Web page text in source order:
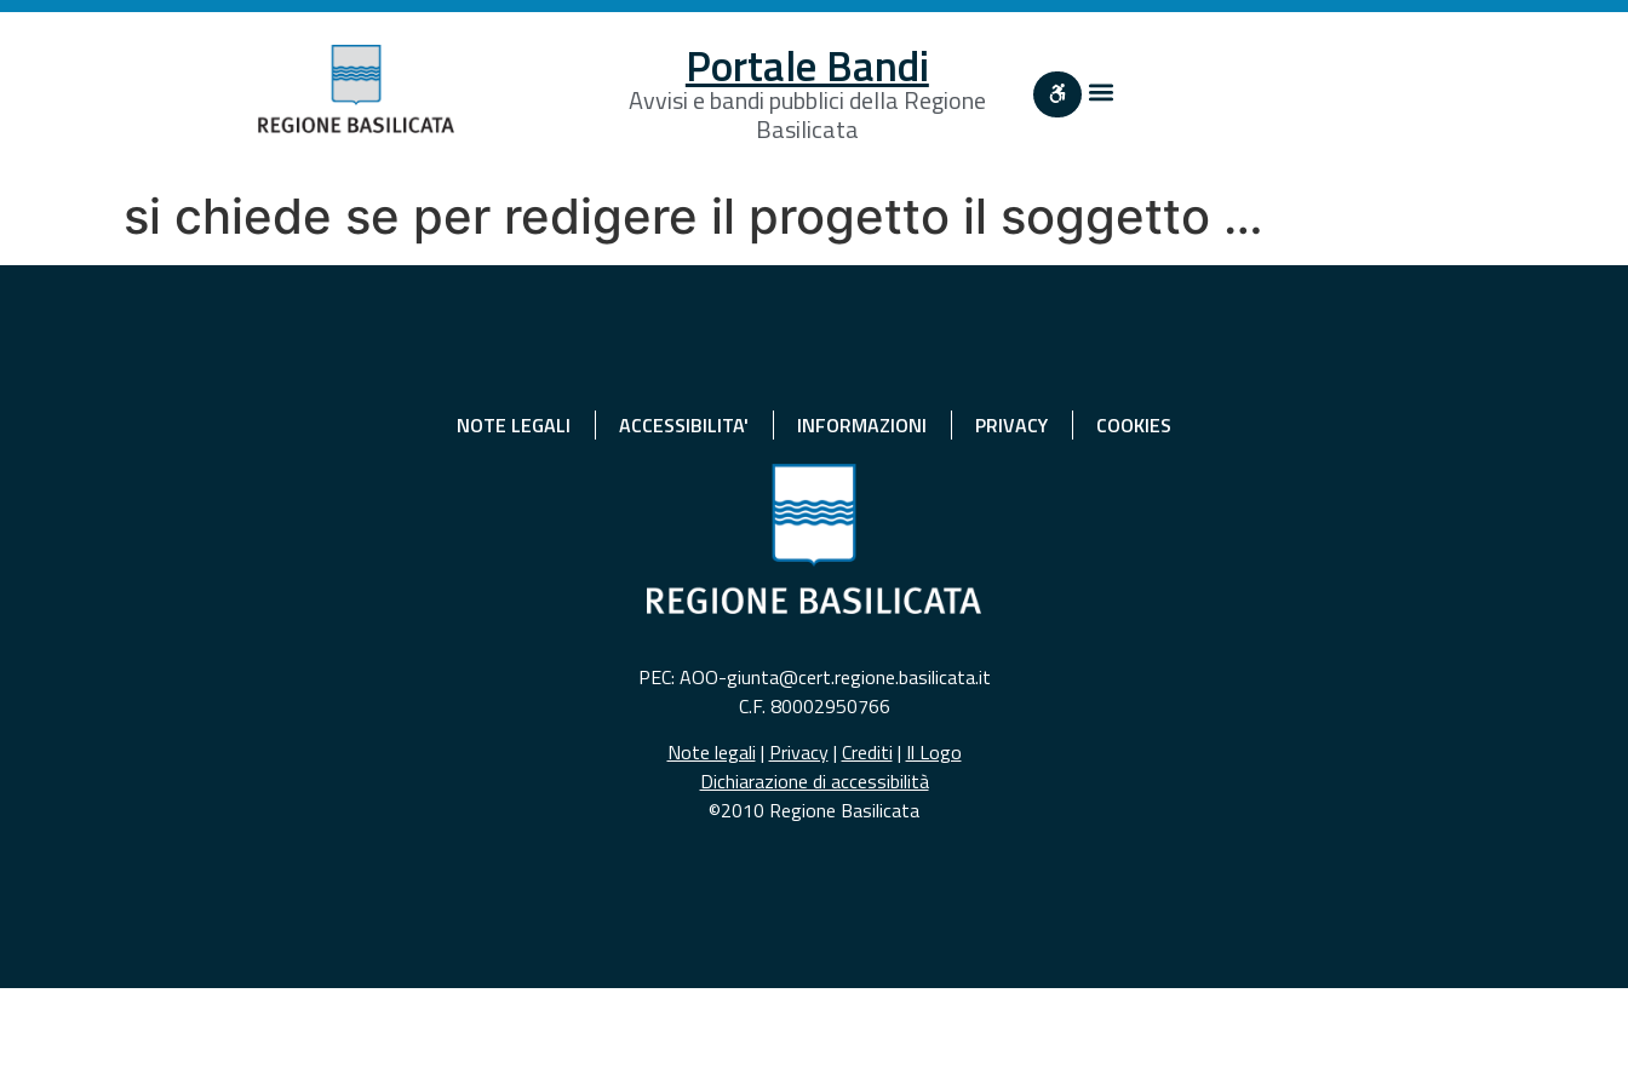
Portale Bandi
Avvisi e bandi pubblici della Regione
Basilicata
si chiede se per redigere il progetto il soggetto …
NOTE LEGALI ACCESSIBILITA' INFORMAZIONI PRIVACY COOKIES
PEC: AOO-giunta@cert.regione.basilicata.it
C.F. 80002950766
Note legali | Privacy| Crediti | Il Logo
Dichiarazione di accessibilità
©2010 Regione Basilicata